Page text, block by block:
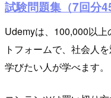
試験問題集（7回分
Udemyは、100,000以
トフォームで、社会人
学びたい人が学べます。